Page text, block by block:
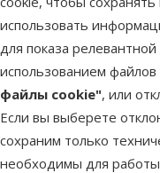
использовать
для показа
использованием
файлы cookie", или
Если вы выберете
сохраним только
необходимы для работы
для
6,99